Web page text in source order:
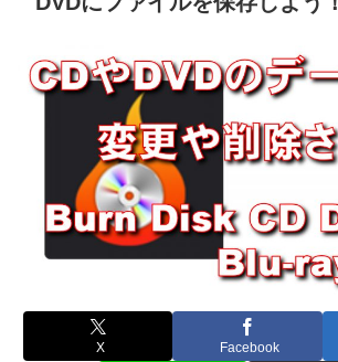
X Facebook